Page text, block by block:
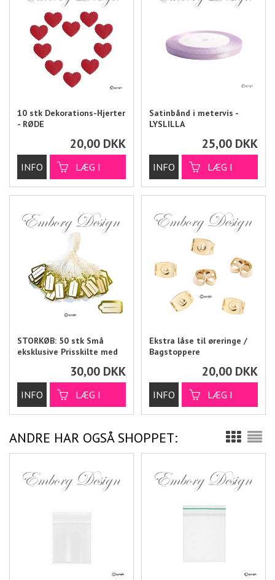
10 stk Dekorations-Hjerter
- RØDE
20,00 DKK
Satinbånd i metervis -
LYSLILLA
25,00 DKK
STORKØB: 50 stk Små
eksklusive Prisskilte med
30,00 DKK
Ekstra låse til øreringe /
Bagstoppere
20,00 DKK
ANDRE HAR OGSÅ SHOPPET: